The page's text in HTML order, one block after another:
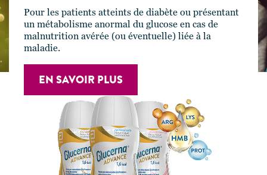
Pour les patients atteints de diabète ou présentant
un métabolisme anormal du glucose en cas de
malnutrition avérée (ou éventuelle) liée à la
maladie.
EN SAVOIR PLUS